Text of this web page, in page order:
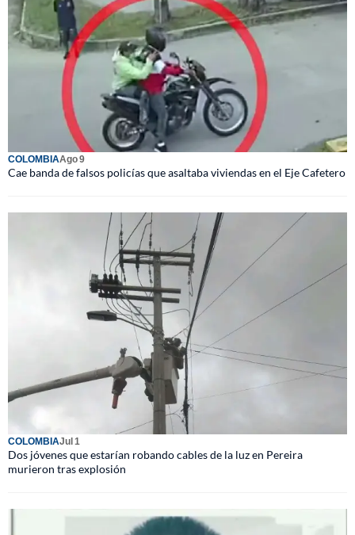
COLOMBIAAgo 9
Cae banda de falsos policías que asaltaba viviendas en el Eje Cafetero
COLOMBIAJul 1
Dos jóvenes que estarían robando cables de la luz en Pereira
murieron tras explosión